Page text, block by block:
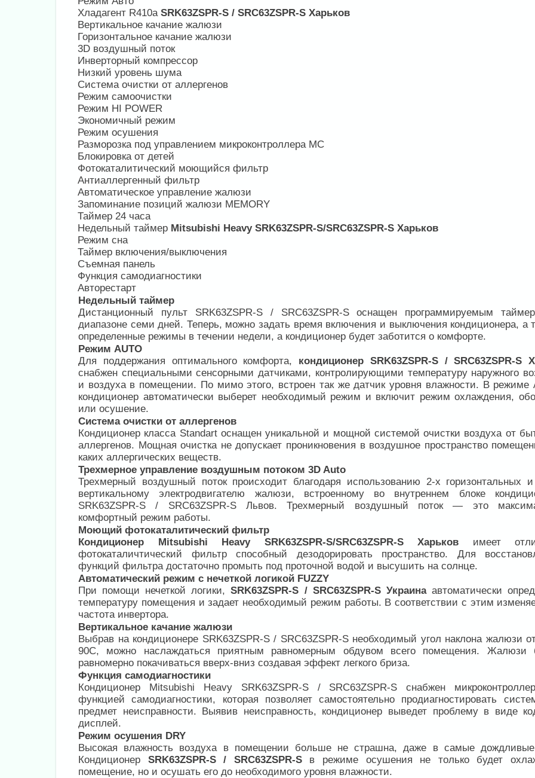
Хладагент R410a SRK63ZSPR-S / SRC63ZSPR-S Харьков
Вертикальное качание жалюзи
Горизонтальное качание жалюзи
3D воздушный поток
Инверторный компрессор
Низкий уровень шума
Система очистки от аллергенов
Режим самоочистки
Режим HI POWER
Экономичный режим
Режим осушения
Разморозка под управлением микроконтроллера MC
Блокировка от детей
Фотокаталитический моющийся фильтр
Антиаллергенный фильтр
Автоматическое управление жалюзи
Запоминание позиций жалюзи MEMORY
Таймер 24 часа
Недельный таймер Mitsubishi Heavy SRK63ZSPR-S/SRC63ZSPR-S Харьков
Режим сна
Таймер включения/выключения
Съемная панель
Функция самодиагностики
Авторестарт
Недельный таймер
Дистанционный пульт SRK63ZSPR-S / SRC63ZSPR-S оснащен программируемым
диапазоне семи дней. Теперь, можно задать время включения и выключения кондиционера, а
определенные режимы в течении недели, а кондиционер будет заботится о комфорте.
Режим AUTO
Для поддержания оптимального комфорта, кондиционер SRK63ZSPR-S / SRC63ZSPR-S
снабжен специальными сенсорными датчиками, контролирующими температуру наружного
и воздуха в помещении. По мимо этого, встроен так же датчик уровня влажности. В режиме
кондиционер автоматически выберет необходимый режим и включит режим охлаждения,
или осушение.
Система очистки от аллергенов
Кондиционер класса Standart оснащен уникальной и мощной системой очистки воздуха от
аллергенов. Мощная очистка не допускает проникновения в воздушное пространство
каких аллергических веществ.
Трехмерное управление воздушным потоком 3D Auto
Трехмерный воздушный поток происходит благодаря использованию 2-х горизонтальных
вертикальному электродвигателю жалюзи, встроенному во внутреннем блоке
SRK63ZSPR-S / SRC63ZSPR-S Львов. Трехмерный воздушный поток — это
комфортный режим работы.
Моющий фотокаталитический фильтр
Кондиционер Mitsubishi Heavy SRK63ZSPR-S/SRC63ZSPR-S Харьков имеет
фотокаталичтический фильтр способный дезодорировать пространство. Для
функций фильтра достаточно промыть под проточной водой и высушить на солнце.
Автоматический режим с нечеткой логикой FUZZY
При помощи нечеткой логики,SRK63ZSPR-S / SRC63ZSPR-S Украинаавтоматически
температуру помещения и задает необходимый режим работы. В соответствии с этим
частота инвертора.
Вертикальное качание жалюзи
Выбрав на кондиционере SRK63ZSPR-S / SRC63ZSPR-S необходимый угол наклона жалюзи
90С, можно наслаждаться приятным равномерным обдувом всего помещения. Жалюзи
равномерно покачиваться вверх-вниз создавая эффект легкого бриза.
Функция самодиагностики
Кондиционер Mitsubishi Heavy SRK63ZSPR-S / SRC63ZSPR-S снабжен
функцией самодиагностики, которая позволяет самостоятельно продиагностировать
предмет неисправности. Выявив неисправность, кондиционер выведет проблему в виде
дисплей.
Режим осушения DRY
Высокая влажность воздуха в помещении больше не страшна, даже в самые
Кондиционер SRK63ZSPR-S / SRC63ZSPR-Sв режиме осушения не только будет
помещение, но и осушать его до необходимого уровня влажности.